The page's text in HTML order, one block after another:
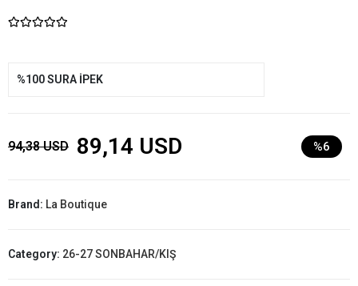
%100 SURA İPEK
94,38 USD 89,14 USD %6
Brand: La Boutique
Category: 26-27 SONBAHAR/KIŞ